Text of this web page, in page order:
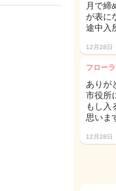
月で締
が表に
途中入
12月28日
フローラ
ありが
市役所
もし入
思いま
12月28日